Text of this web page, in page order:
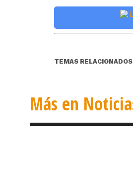
TEMAS RELACIONADOS
Más en